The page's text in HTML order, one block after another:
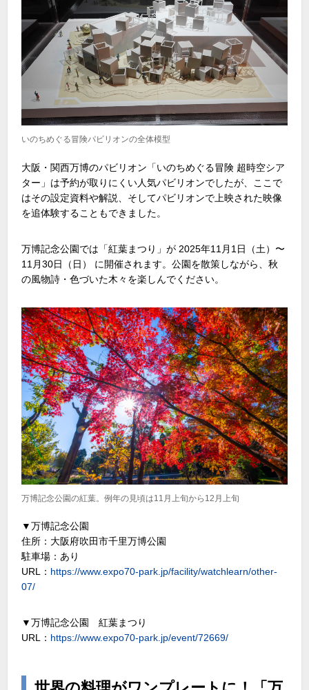
いのちめぐる冒険パビリオンの全体模型
大阪・関西万博のパビリオン「いのちめぐる冒険 超時空シア
ター」は予約が取りにくい人気パビリオンでしたが、ここで
はその設定資料や解説、そしてパビリオンで上映された映像
を追体験することもできました。
万博記念公園では「紅葉まつり」が 2025年11 月 1 日（土）〜
11 月30日（日） に開催されます。公園を散策しながら、秋
の風物詩・色づいた木々を楽しんでください。
万博記念公園の紅葉。例年の見頃は11月上旬から12月上旬
▼万博記念公園
住所：大阪府吹田市千里万博公園
駐車場：あり
URL： https://www.expo70-park.jp/facility/watchlearn/other-
07/
▼万博記念公園 紅葉まつり
URL： https://www.expo70-park.jp/event/72669/